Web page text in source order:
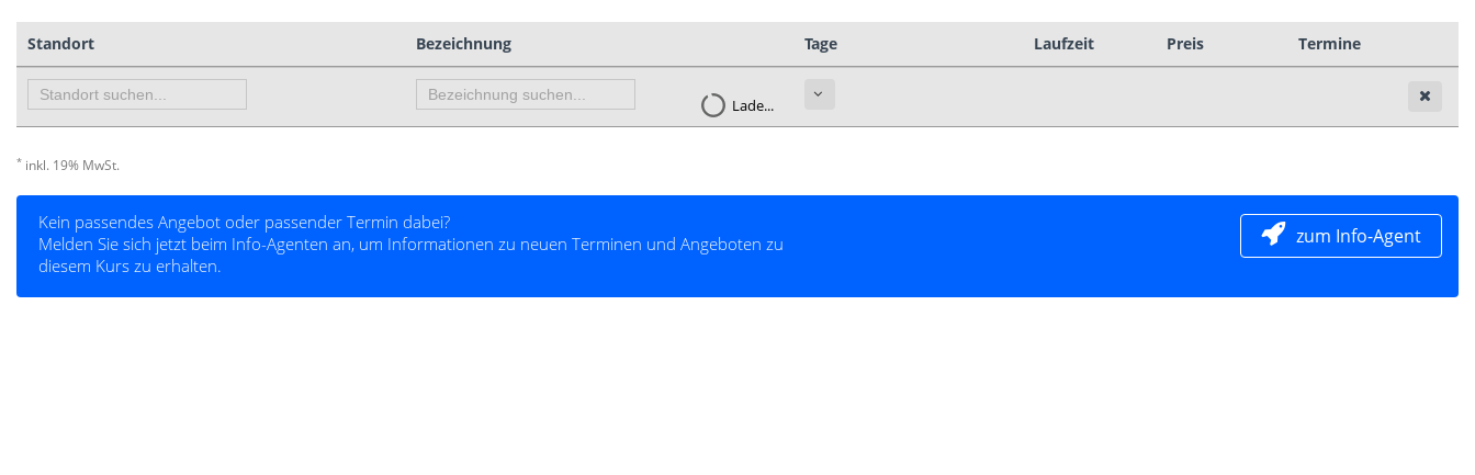
Standort Bezeichnung Tage Laufzeit Preis Termine
Lade...
* inkl. 19% MwSt.
Kein passendes Angebot oder passender Termin dabei?
Melden Sie sich jetzt beim Info-Agenten an, um Informationen zu neuen Terminen und Angeboten zu
diesem Kurs zu erhalten.
zum Info-Agent